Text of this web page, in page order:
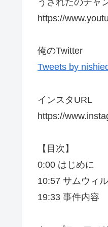
https://
俺のTwitter
Tweets by
インスタURL
https://
【目次】
0:00 はじめに
10:57 サムウィ
19:33 事件内容